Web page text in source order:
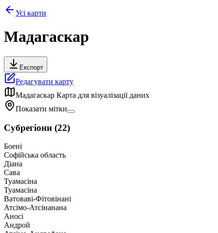
Усі карти
Мадагаскар
Експорт
Редагувати карту
Мадагаскар Карта для візуалізації даних
Показати мітки
Субрегіони (22)
Боені
Софійська область
Діана
Сава
Туамасіна
Туамасіна
Ватоваві-Фітовінані
Атсімо-Атсінанана
Аносі
Андрой